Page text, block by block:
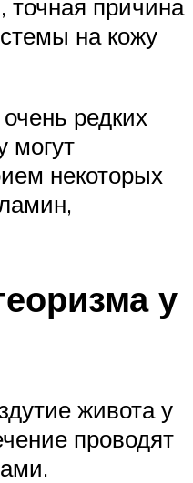
точная причина
на кожу
редких
могут
некоторых
у
живота у
проводят